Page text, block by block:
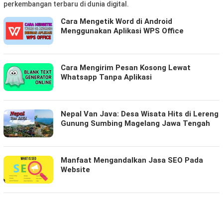
perkembangan terbaru di dunia digital.
Cara Mengetik Word di Android
Menggunakan Aplikasi WPS Office
Cara Mengirim Pesan Kosong Lewat
Whatsapp Tanpa Aplikasi
Nepal Van Java: Desa Wisata Hits di Lereng
Gunung Sumbing Magelang Jawa Tengah
Manfaat Mengandalkan Jasa SEO Pada
Website